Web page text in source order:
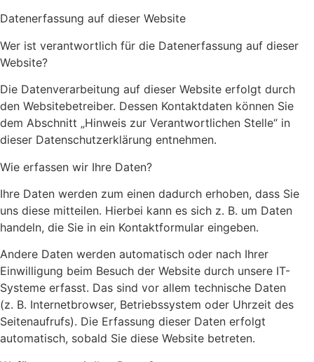
Datenerfassung auf dieser Website
Wer ist verantwortlich für die Datenerfassung auf dieser
Website?
Die Datenverarbeitung auf dieser Website erfolgt durch
den Websitebetreiber. Dessen Kontaktdaten können Sie
dem Abschnitt „Hinweis zur Verantwortlichen Stelle“ in
dieser Datenschutzerklärung entnehmen.
Wie erfassen wir Ihre Daten?
Ihre Daten werden zum einen dadurch erhoben, dass Sie
uns diese mitteilen. Hierbei kann es sich z. B. um Daten
handeln, die Sie in ein Kontaktformular eingeben.
Andere Daten werden automatisch oder nach Ihrer
Einwilligung beim Besuch der Website durch unsere IT-
Systeme erfasst. Das sind vor allem technische Daten
(z. B. Internetbrowser, Betriebssystem oder Uhrzeit des
Seitenaufrufs). Die Erfassung dieser Daten erfolgt
automatisch, sobald Sie diese Website betreten.